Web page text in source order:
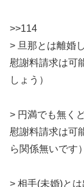
>>114
> 旦那とは離婚
慰謝料請求は可
しょう）
> 円満でも無く
慰謝料請求は可
ら関係無いです）
> 相手(未婚)と